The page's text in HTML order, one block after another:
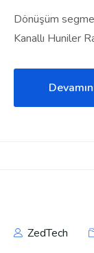
Dönüşüm
Kanallı Huniler
ZedTech